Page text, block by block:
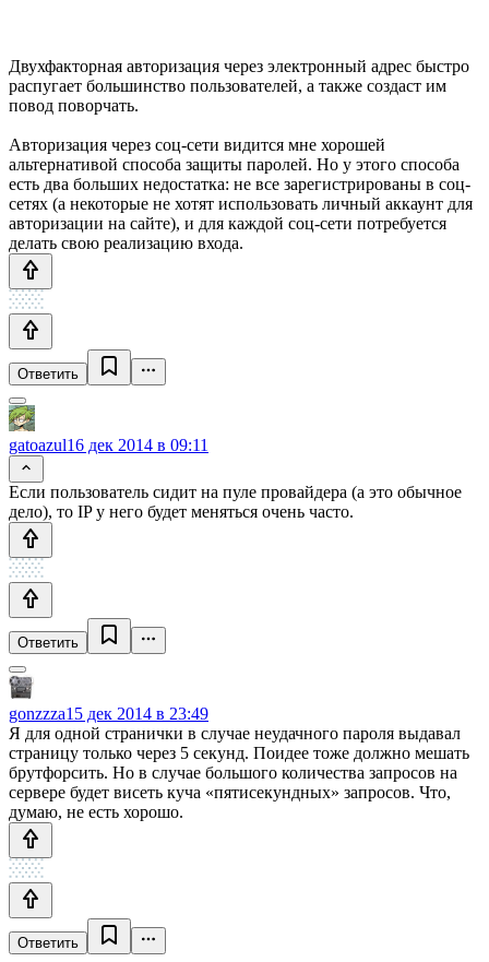
Двухфакторная авторизация через электронный адрес быстро
распугает большинство пользователей, а также создаст им
повод поворчать.
Авторизация через соц-сети видится мне хорошей
альтернативой способа защиты паролей. Но у этого способа
есть два больших недостатка: не все зарегистрированы в соц-
сетях (а некоторые не хотят использовать личный аккаунт для
авторизации на сайте), и для каждой соц-сети потребуется
делать свою реализацию входа.
Ответить
gatoazul16 дек 2014 в 09:11
Если пользователь сидит на пуле провайдера (а это обычное
дело), то IP у него будет меняться очень часто.
Ответить
gonzzza15 дек 2014 в 23:49
Я для одной странички в случае неудачного пароля выдавал
страницу только через 5 секунд. Поидее тоже должно мешать
брутфорсить. Но в случае большого количества запросов на
сервере будет висеть куча «пятисекундных» запросов. Что,
думаю, не есть хорошо.
Ответить